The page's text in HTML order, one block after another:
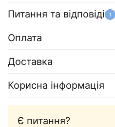
Питання та відповіді 1
Оплата
Доставка
Корисна інформація
Є питання?